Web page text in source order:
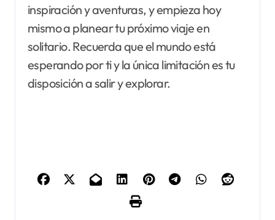
inspiración y aventuras, y empieza hoy
mismo a planear tu próximo viaje en
solitario. Recuerda que el mundo está
esperando por ti y la única limitación es tu
disposición a salir y explorar.